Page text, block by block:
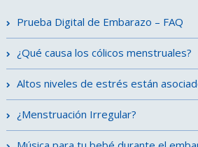
Prueba Digital de Embarazo – FAQ
¿Qué causa los cólicos menstruales?
Altos niveles de estrés están
¿Menstruación Irregular?